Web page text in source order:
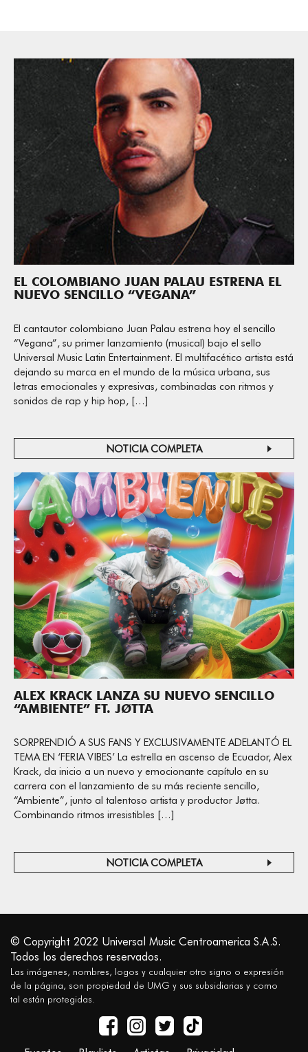
EL COLOMBIANO JUAN PALAU ESTRENA EL
NUEVO SENCILLO “VEGANA”
El cantautor colombiano Juan Palau estrena hoy el sencillo
“Vegana”, su primer lanzamiento (musical) bajo el sello
Universal Music Latin Entertainment. El multifacético artista está
dejando su marca en el mundo de la música urbana, sus
letras emocionales y expresivas, combinadas con ritmos y
sonidos de rap y hip hop, […]
NOTICIA COMPLETA
ALEX KRACK LANZA SU NUEVO SENCILLO
“AMBIENTE” FT. JØTTA
SORPRENDIÓ A SUS FANS Y EXCLUSIVAMENTE ADELANTÓ EL
TEMA EN ‘FERIA VIBES’ La estrella en ascenso de Ecuador, Alex
Krack, da inicio a un nuevo y emocionante capítulo en su
carrera con el lanzamiento de su más reciente sencillo,
“Ambiente”, junto al talentoso artista y productor Jøtta.
Combinando ritmos irresistibles […]
NOTICIA COMPLETA
© Copyright 2022 Universal Music Centroamerica S.A.S.
Todos los derechos reservados.
Las imágenes, nombres, logos y cualquier otro signo o expresión
de la página, son propiedad de UMG y sus subsidiarias y como
tal están protegidas.